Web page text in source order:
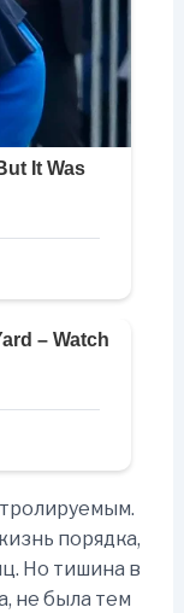
порядка,
Но тишина в
не была тем